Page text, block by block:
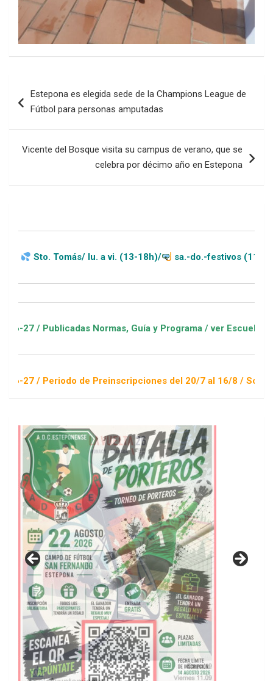
de
Estepona es elegida sede de la Champions League de
Fútbol para personas amputadas
Vicente del Bosque visita su campus de verano, que se
celebra por décimo año en Estepona
lu. a vi. (13-18h)/ sa.-do.-festivos (11-20h)
Normas, Guía y Programa / ver Escuelas Deportivas
de Preinscripciones del 20/7 al 16/8 / Sorteo 1 de